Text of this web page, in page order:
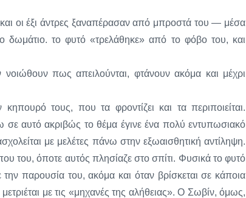
οι έξι άντρες ξαναπέρασαν από μπροστά του — μέσα
δωμάτιο. το φυτό «τρελάθηκε» από το φόβο του, και
πως απειλούνται, φτάνουν ακόμα και μέχρι
τους, που τα φροντίζει και τα περιποιείται.
σε αυτό ακριβώς το θέμα έγινε ένα πολύ εντυπωσιακό
με μελέτες πάνω στην εξωαισθητική αντίληψη.
του, όποτε αυτός πλησίαζε στο σπίτι. Φυσικά το φυτό
παρουσία του, ακόμα και όταν βρίσκεται σε κάποια
με τις «μηχανές της αλήθειας». Ο Σωβίν, όμως,